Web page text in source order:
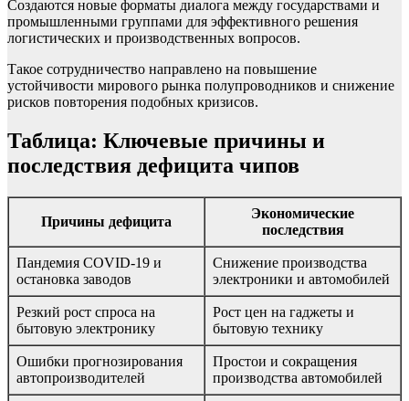
Создаются новые форматы диалога между государствами и
промышленными группами для эффективного решения
логистических и производственных вопросов.
Такое сотрудничество направлено на повышение
устойчивости мирового рынка полупроводников и снижение
рисков повторения подобных кризисов.
Таблица: Ключевые причины и
последствия дефицита чипов
Причины дефицита
Экономические
последствия
Пандемия COVID-19 и
остановка заводов
Снижение производства
электроники и автомобилей
Резкий рост спроса на
бытовую электронику
Рост цен на гаджеты и
бытовую технику
Ошибки прогнозирования
автопроизводителей
Простои и сокращения
производства автомобилей